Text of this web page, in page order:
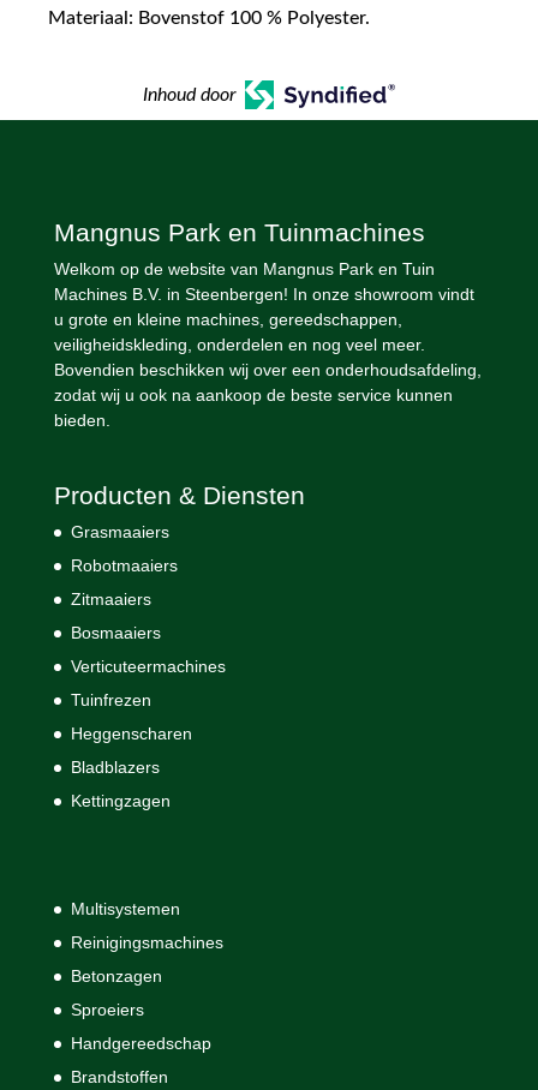
Materiaal: Bovenstof 100 % Polyester.
Inhoud door
Mangnus Park en Tuinmachines
Welkom op de website van Mangnus Park en Tuin
Machines B.V. in Steenbergen! In onze showroom vindt
u grote en kleine machines, gereedschappen,
veiligheidskleding, onderdelen en nog veel meer.
Bovendien beschikken wij over een onderhoudsafdeling,
zodat wij u ook na aankoop de beste service kunnen
bieden.
Producten & Diensten
Grasmaaiers
Robotmaaiers
Zitmaaiers
Bosmaaiers
Verticuteermachines
Tuinfrezen
Heggenscharen
Bladblazers
Kettingzagen
Multisystemen
Reinigingsmachines
Betonzagen
Sproeiers
Handgereedschap
Brandstoffen